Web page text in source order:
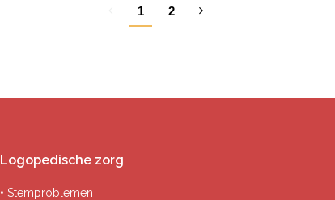
1 2
Logopedische zorg
• Stemproblemen